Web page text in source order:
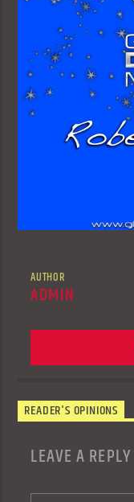
AUTHOR
ADMIN
READER'S OPINIONS
LEAVE A REPLY